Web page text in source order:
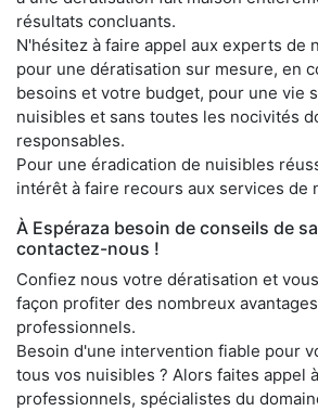
résultats concluants.
N'hésitez à faire appel aux experts de
pour une dératisation sur mesure, en
besoins et votre budget, pour une vie
nuisibles et sans toutes les nocivités
responsables.
Pour une éradication de nuisibles
intérêt à faire recours aux services de
À Espéraza besoin de conseils de
contactez-nous !
Confiez nous votre dératisation et
façon profiter des nombreux
professionnels.
Besoin d'une intervention fiable pour
tous vos nuisibles ? Alors faites appel
professionnels, spécialistes du